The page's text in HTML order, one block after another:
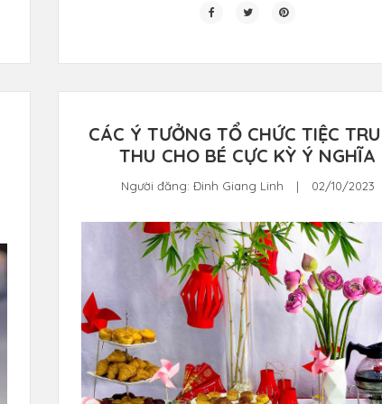
CÁC Ý TƯỞNG TỔ CHỨC TIỆC
THU CHO BÉ CỰC KỲ Ý NGHĨA
Người đăng: Đinh Giang Linh | 02/10/2023